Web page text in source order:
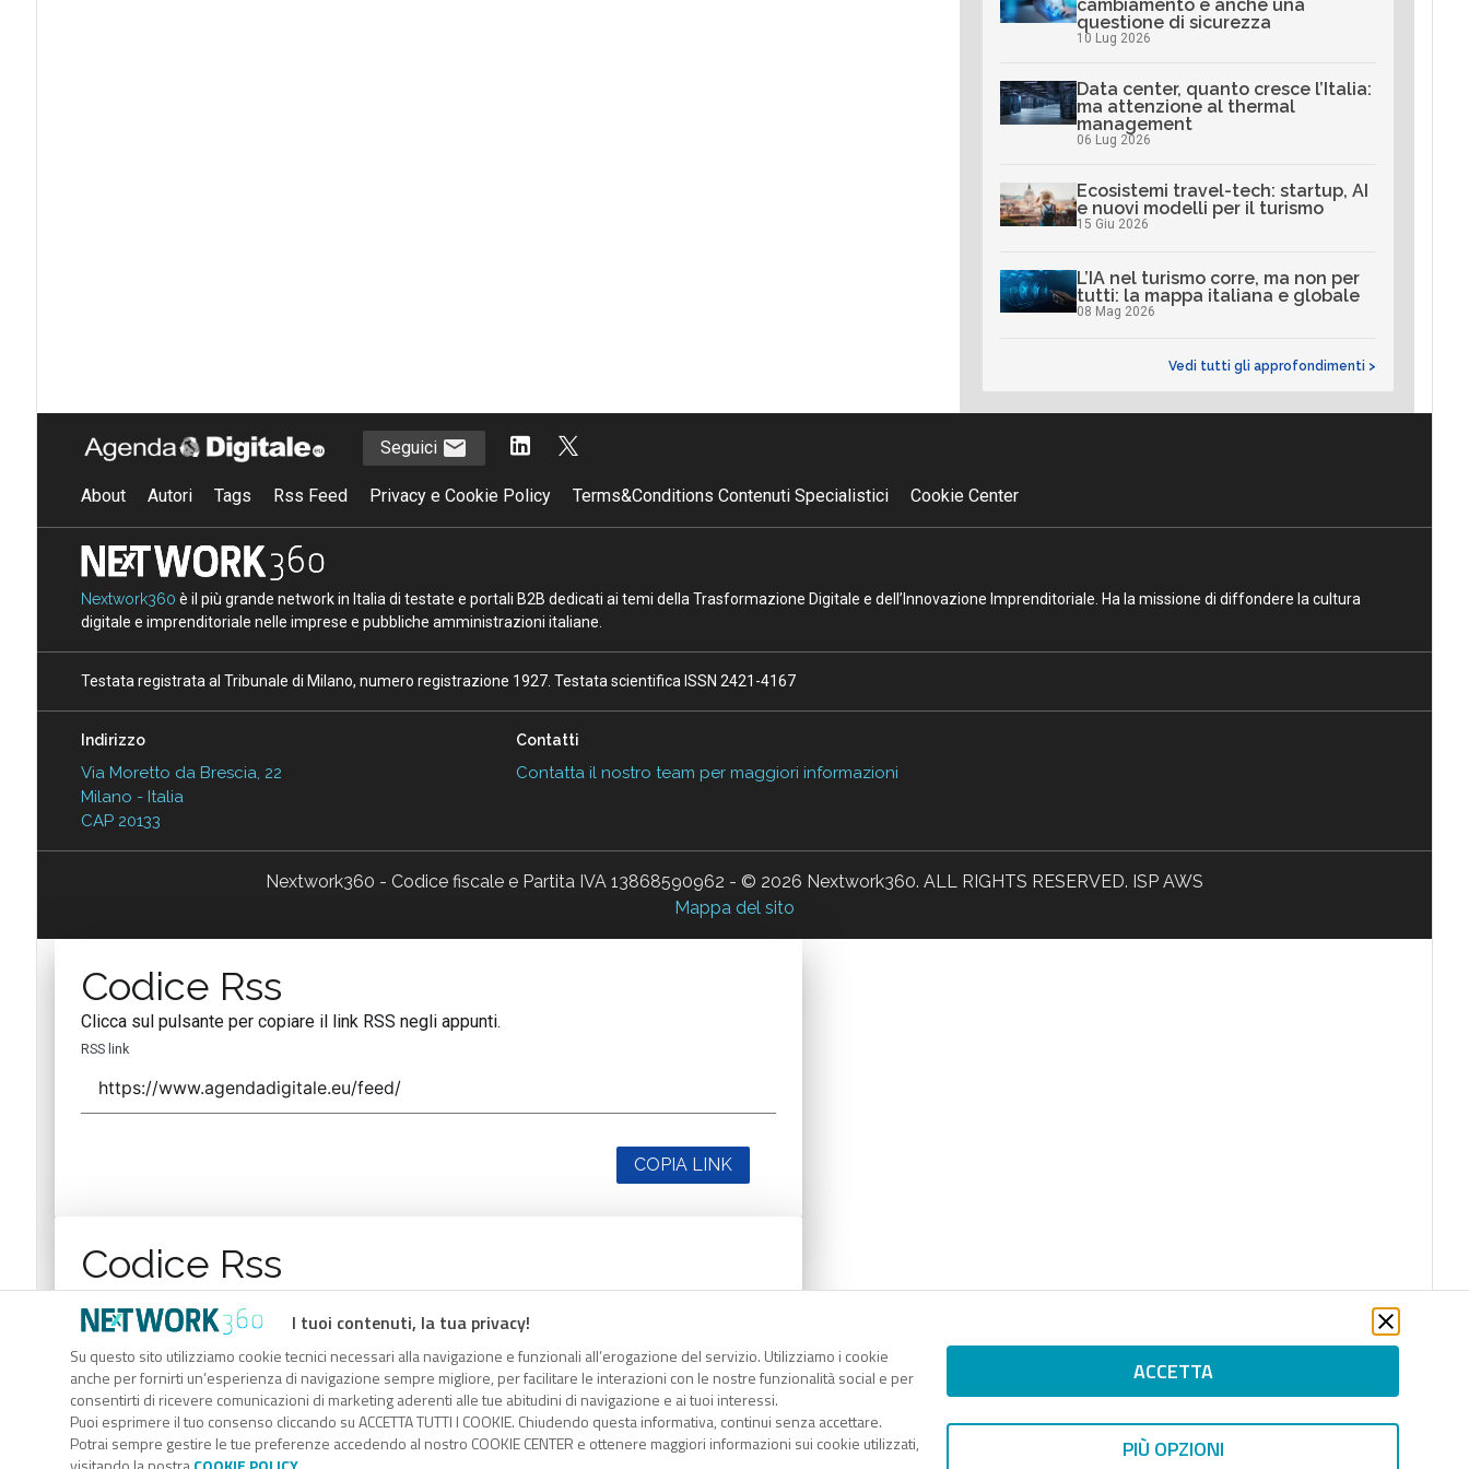
cambiamento è anche una
questione di sicurezza
10 Lug 2026
Data center, quanto cresce l’Italia:
ma attenzione al thermal
management
06 Lug 2026
Ecosistemi travel-tech: startup, AI
e nuovi modelli per il turismo
15 Giu 2026
L’IA nel turismo corre, ma non per
tutti: la mappa italiana e globale
08 Mag 2026
Vedi tutti gli approfondimenti >
I tuoi contenuti, la tua privacy!
Su questo sito utilizziamo cookie tecnici necessari alla navigazione e funzionali all’erogazione del servizio. Utilizziamo i cookie
anche per fornirti un’esperienza di navigazione sempre migliore, per facilitare le interazioni con le nostre funzionalità social e per
consentirti di ricevere comunicazioni di marketing aderenti alle tue abitudini di navigazione e ai tuoi interessi.
Puoi esprimere il tuo consenso cliccando su ACCETTA TUTTI I COOKIE. Chiudendo questa informativa, continui senza accettare.
Potrai sempre gestire le tue preferenze accedendo al nostro COOKIE CENTER e ottenere maggiori informazioni sui cookie utilizzati,
ACCETTA
PIÙ OPZIONI
Seguici
About Autori Tags Rss Feed Privacy e Cookie Policy Terms&Conditions Contenuti Specialistici Cookie Center
Nextwork360 è il più grande network in Italia di testate e portali B2B dedicati ai temi della Trasformazione Digitale e dell’Innovazione Imprenditoriale. Ha la missione di diffondere la cultura
digitale e imprenditoriale nelle imprese e pubbliche amministrazioni italiane.
Testata registrata al Tribunale di Milano, numero registrazione 1927. Testata scientifica ISSN 2421-4167
Indirizzo
Via Moretto da Brescia, 22
Milano - Italia
CAP 20133
Contatti
Contatta il nostro team per maggiori informazioni
Nextwork360 - Codice fiscale e Partita IVA 13868590962 - © 2026 Nextwork360. ALL RIGHTS RESERVED. ISP AWS
Mappa del sito
Codice Rss
Clicca sul pulsante per copiare il link RSS negli appunti.
RSS link
COPIA LINK
Codice Rss
RSS link
COPIA LINK